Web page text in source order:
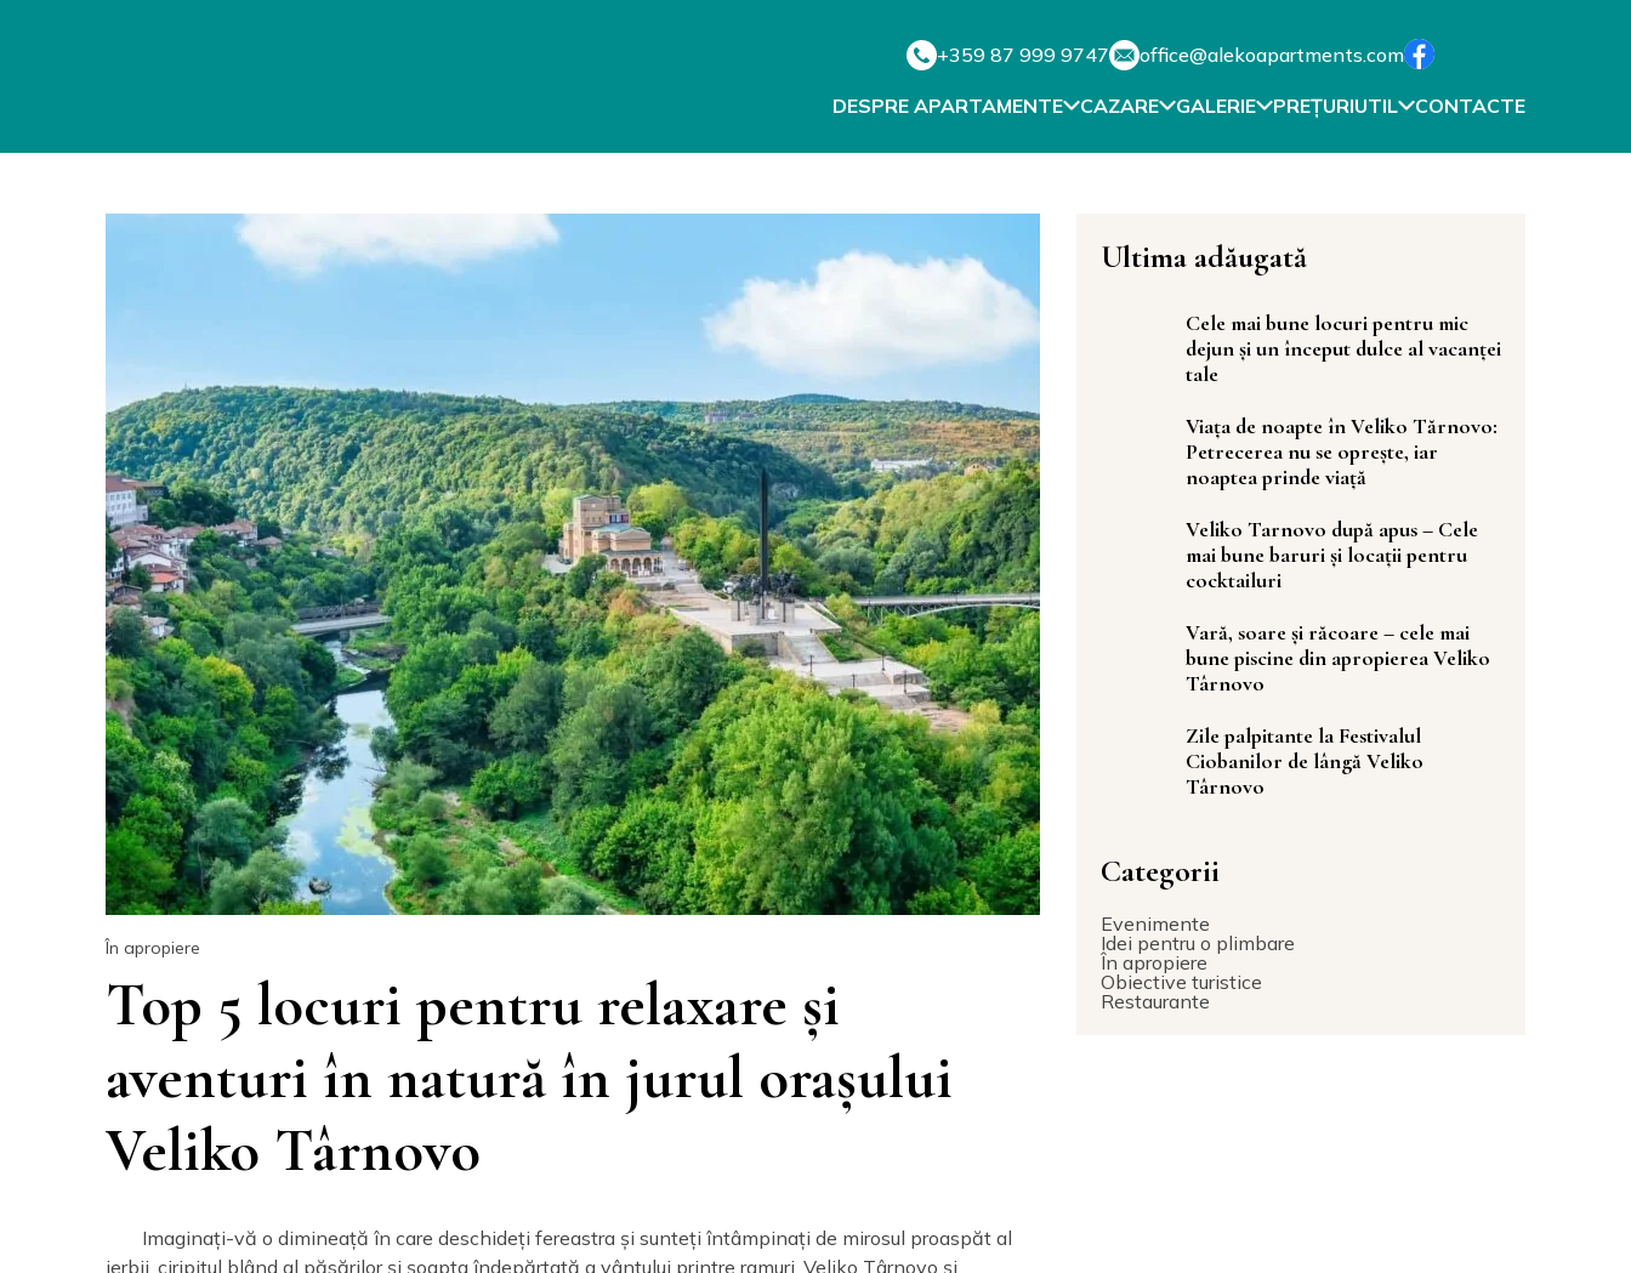
+359 87 999 9747 office@alekoapartments.com
DESPRE APARTAMENTE CAZARE GALERIE PREȚURIUTIL CONTACTE
În apropiere
Top 5 locuri pentru relaxare și
aventuri în natură în jurul orașului
Veliko Târnovo
Imaginați-vă o dimineață în care deschideți fereastra și sunteți întâmpinați de mirosul proaspăt al
ierbii, ciripitul blând al păsărilor și șoapta îndepărtată a vântului printre ramuri. Veliko Târnovo și
Ultima adăugată
Cele mai bune locuri pentru mic
dejun și un început dulce al vacanței
tale
Viața de noapte în Veliko Tărnovo:
Petrecerea nu se oprește, iar
noaptea prinde viață
Veliko Tarnovo după apus – Cele
mai bune baruri și locații pentru
cocktailuri
Vară, soare și răcoare – cele mai
bune piscine din apropierea Veliko
Târnovo
Zile palpitante la Festivalul
Ciobanilor de lângă Veliko
Târnovo
Categorii
Evenimente
Idei pentru o plimbare
În apropiere
Obiective turistice
Restaurante